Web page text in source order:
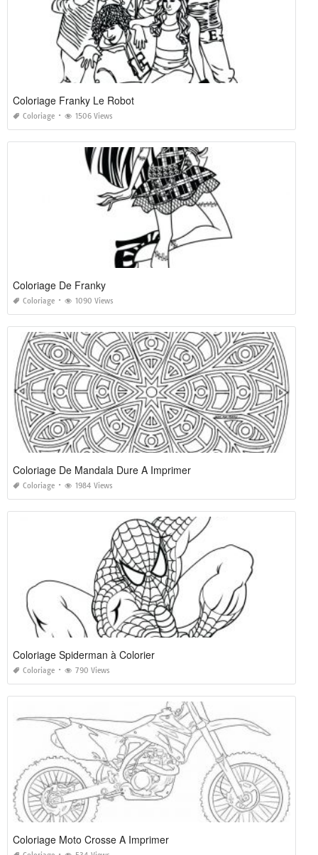
Coloriage Franky Le Robot
Coloriage 1506 Views
Coloriage De Franky
Coloriage 1090 Views
Coloriage De Mandala Dure A Imprimer
Coloriage 1984 Views
Coloriage Spiderman à Colorier
Coloriage 790 Views
Coloriage Moto Crosse A Imprimer